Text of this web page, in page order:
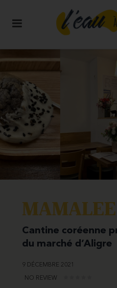
MAMALEE
Cantine coréenne
du marché d’Aligre
9 DÉCEMBRE 2021
NO REVIEW